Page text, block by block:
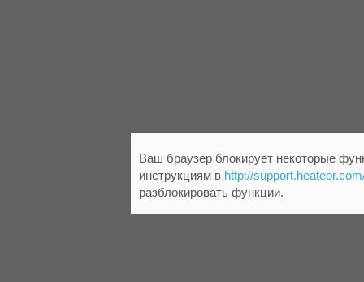
Ваш браузер блокирует некоторые
инструкциям в http://
разблокировать функции.